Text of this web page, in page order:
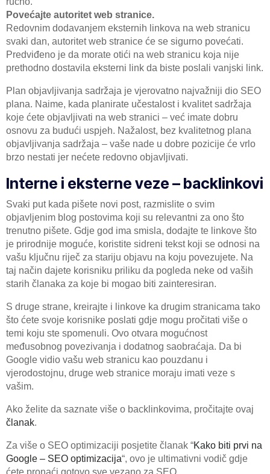
Povećajte autoritet web stranice.
Redovnim dodavanjem eksternih linkova na web stranicu
svaki dan, autoritet web stranice će se sigurno povećati.
Predviđeno je da morate otići na web stranicu koja nije
prethodno dostavila eksterni link da biste poslali vanjski link.
Plan objavljivanja sadržaja je vjerovatno najvažniji dio SEO
plana. Naime, kada planirate učestalost i kvalitet sadržaja
koje ćete objavljivati na web stranici – već imate dobru
osnovu za budući uspjeh. Nažalost, bez kvalitetnog plana
objavljivanja sadržaja – vaše nade u dobre pozicije će vrlo
brzo nestati jer nećete redovno objavljivati.
Interne i eksterne veze – backlinkovi
Svaki put kada pišete novi post, razmislite o svim
objavljenim blog postovima koji su relevantni za ono što
trenutno pišete. Gdje god ima smisla, dodajte te linkove što
je prirodnije moguće, koristite sidreni tekst koji se odnosi na
vašu ključnu riječ za stariju objavu na koju povezujete. Na
taj način dajete korisniku priliku da pogleda neke od vaših
starih članaka za koje bi mogao biti zainteresiran.
S druge strane, kreirajte i linkove ka drugim stranicama tako
što ćete svoje korisnike poslati gdje mogu pročitati više o
temi koju ste spomenuli. Ovo otvara mogućnost
međusobnog povezivanja i dodatnog saobraćaja. Da bi
Google vidio vašu web stranicu kao pouzdanu i
vjerodostojnu, druge web stranice moraju imati veze s
vašim.
Ako želite da saznate više o backlinkovima, pročitajte ovaj
članak.
Za više o SEO optimizaciji posjetite članak “Kako biti prvi na
Google – SEO optimizacija“, ovo je ultimativni vodič gdje
ćete pronaći gotovo sve vezano za SEO.